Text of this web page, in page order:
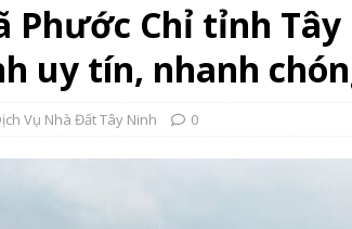
Phước Chỉ tỉnh
uy tín, nhanh
Vụ Nhà Đất Tây Ninh 0